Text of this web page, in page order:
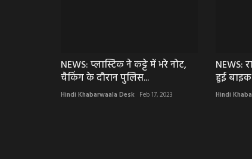
NEWS: प्लास्टिक ने कट्टे में भरे नोट,
चैकिंग के दौरान पुलिस...
Hindi Khabarwaala Desk Feb 17, 2023
NEWS:
हुई
Hindi